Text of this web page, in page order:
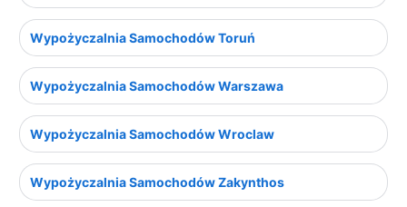
Wypożyczalnia Samochodów Toruń
Wypożyczalnia Samochodów Warszawa
Wypożyczalnia Samochodów Wroclaw
Wypożyczalnia Samochodów Zakynthos